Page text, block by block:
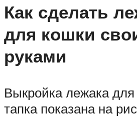
Как сделать
для кошки
руками
Выкройка лежака
тапка показана на